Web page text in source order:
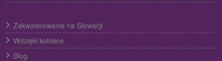
Zakwaterowanie na Słowacji
Wdzięki kobiece
Blog